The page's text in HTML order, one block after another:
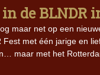
de BLNDR
maar net op een
met één jarige en
maar met het